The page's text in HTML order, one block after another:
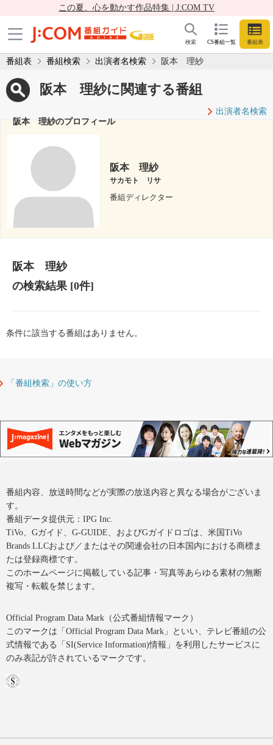
この夏、心を動かす作品特集 | J:COM TV
CS番組一覧 番組表
検索
番組表 番組検索 出演者名検索 阪本 理紗
阪本 理紗に関連する番組
出演者名検索
阪本 理紗のプロフィール
阪本 理紗
サカモト リサ
番組ディレクター
阪本 理紗
の検索結果[0件]
条件に該当する番組はありません。
「番組検索」の使い方
番組内容、放送時間などが実際の放送内容と異なる場合がございま
す。
番組データ提供元：IPG Inc.
TiVo、Gガイド、G-GUIDE、およびGガイドロゴは、米国TiVo
Brands LLCおよび／またはその関連会社の日本国内における商標ま
たは登録商標です。
このホームページに掲載している記事・写真等あらゆる素材の無断
複写・転載を禁じます。
Official Program Data Mark（公式番組情報マーク）
このマークは「Official Program Data Mark」といい、テレビ番組の公
式情報である「SI(Service Information)情報」を利用したサービスに
のみ表記が許されているマークです。